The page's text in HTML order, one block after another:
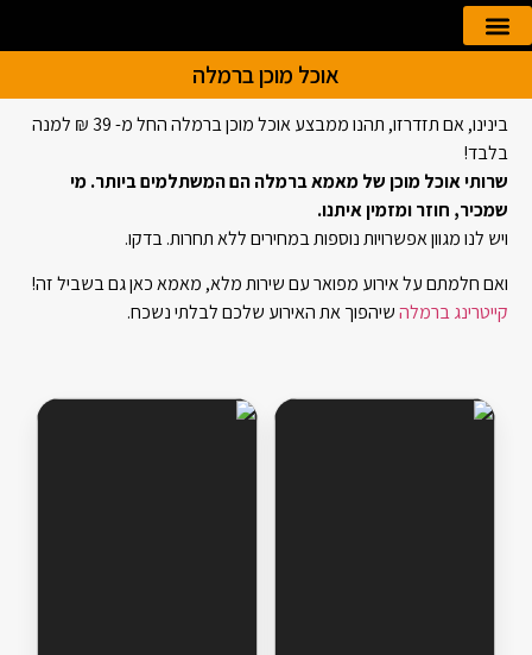
אוכל מוכן ברמלה
בינינו, אם תזדרזו, תהנו ממבצע אוכל מוכן ברמלה החל מ- 39 ₪ למנה
בלבד!
שרותי אוכל מוכן של מאמא ברמלה הם המשתלמים ביותר. מי
שמכיר, חוזר ומזמין איתנו.
ויש לנו מגוון אפשרויות נוספות במחירים ללא תחרות. בדקו.
ואם חלמתם על אירוע מפואר עם שירות מלא, מאמא כאן גם בשביל זה!
קייטרינג ברמלהשיהפוך את האירוע שלכם לבלתי נשכח.